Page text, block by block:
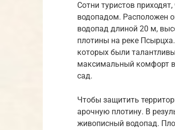
Сотни туристов
водопадом. Расположен
водопад длиной 20 м,
плотины на реке
которых были
максимальный комфорт
сад.
Чтобы защитить
арочную плотину. В
живописный водопад.